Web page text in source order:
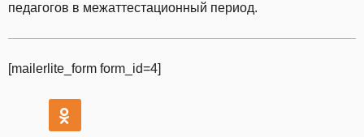
педагогов в межаттестационный период.
[mailerlite_form form_id=4]